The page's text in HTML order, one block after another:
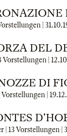
|
DEL
Vorstellungen |
DI
|
13 Vorstellungen |